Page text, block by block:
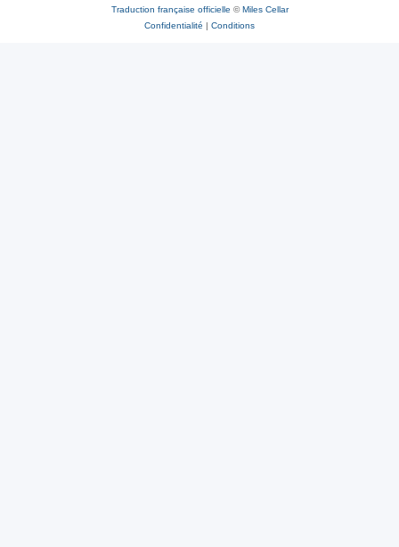
Traduction française officielle ©Miles Cellar
Confidentialité | Conditions